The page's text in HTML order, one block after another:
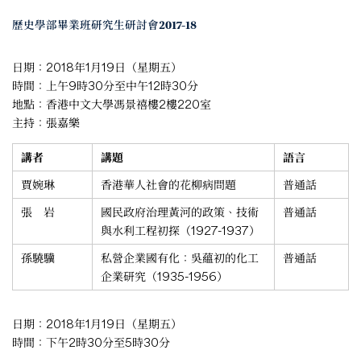
歷史學部畢業班研究生研討會2017-18
日期：2018年1月19日（星期五）
時間：上午9時30分至中午12時30分
地點：香港中文大學馮景禧樓2樓220室
主持：張嘉樂
講者 講題
語言
賈婉琳
香港華人社會的花柳病問題
普通話
張 岩
國民政府治理黃河的政策、技術
與水利工程初探（1927-1937）
普通話
孫驍驥
私營企業國有化：吳蘊初的化工
企業研究（1935-1956）
普通話
日期：2018年1月19日（星期五）
時間：下午2時30分至5時30分